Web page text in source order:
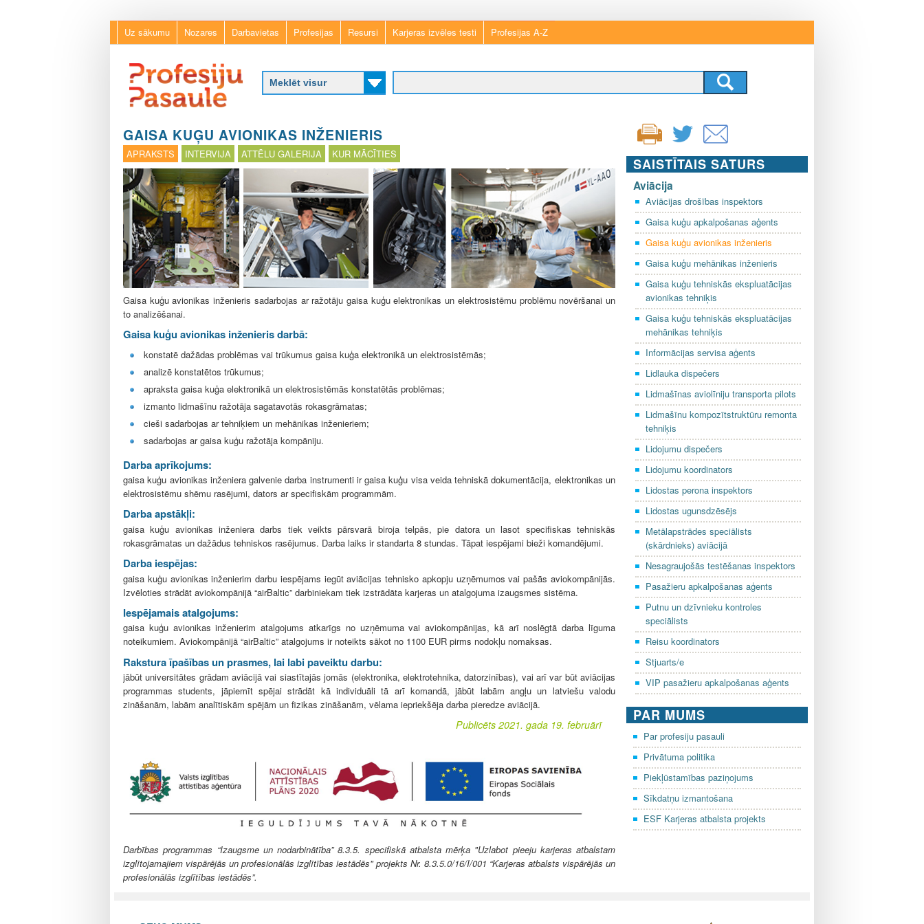
Skip
to
Uz sākumu Nozares Darbavietas Profesijas Resursi Karjeras izvēles testi Profesijas A-Z
r
o
f
e
s
i
j
u
p
a
s
a
u
l
GAISA KUĢU AVIONIKAS INŽENIERIS
APRAKSTS INTERVIJA ATTĒLU GALERIJA KUR MĀCĪTIES
Gaisa kuģu avionikas inženieris sadarbojas ar ražotāju gaisa kuģu elektronikas un elektrosistēmu problēmu novēršanai un
to analizēšanai.
Gaisa kuģu avionikas inženieris darbā:
konstatē dažādas problēmas vai trūkumus gaisa kuģa elektronikā un elektrosistēmās;
analizē konstatētos trūkumus;
apraksta gaisa kuģa elektronikā un elektrosistēmās konstatētās problēmas;
izmanto lidmašīnu ražotāja sagatavotās rokasgrāmatas;
cieši sadarbojas ar tehniķiem un mehānikas inženieriem;
sadarbojas ar gaisa kuģu ražotāja kompāniju.
Darba aprīkojums:
gaisa kuģu avionikas inženiera galvenie darba instrumenti ir gaisa kuģu visa veida tehniskā dokumentācija, elektronikas un
elektrosistēmu shēmu rasējumi, dators ar specifiskām programmām.
Darba apstākļi:
gaisa kuģu avionikas inženiera darbs tiek veikts pārsvarā biroja telpās, pie datora un lasot specifiskas tehniskās
rokasgrāmatas un dažādus tehniskos rasējumus. Darba laiks ir standarta 8 stundas. Tāpat iespējami bieži komandējumi.
Darba iespējas:
gaisa kuģu avionikas inženierim darbu iespējams iegūt aviācijas tehnisko apkopju uzņēmumos vai pašās aviokompānijās.
Izvēloties strādāt aviokompānijā “airBaltic” darbiniekam tiek izstrādāta karjeras un atalgojuma izaugsmes sistēma.
Iespējamais atalgojums:
gaisa kuģu avionikas inženierim atalgojums atkarīgs no uzņēmuma vai aviokompānijas, kā arī noslēgtā darba līguma
noteikumiem. Aviokompānijā “airBaltic” atalgojums ir noteikts sākot no 1100 EUR pirms nodokļu nomaksas.
Rakstura īpašības un prasmes, lai labi paveiktu darbu:
jābūt universitātes grādam aviācijā vai siastītajās jomās (elektronika, elektrotehnika, datorzinības), vai arī var būt aviācijas
programmas students, jāpiemīt spējai strādāt kā individuāli tā arī komandā, jābūt labām angļu un latviešu valodu
zināšanām, labām analītiskām spējām un fizikas zināšanām, vēlama iepriekšēja darba pieredze aviācijā.
Publicēts 2021. gada 19. februārī
Darbības programmas “Izaugsme un nodarbinātība” 8.3.5. specifiskā atbalsta mērķa "Uzlabot pieeju karjeras atbalstam
izglītojamajiem vispārējās un profesionālās izglītības iestādēs" projekts Nr. 8.3.5.0/16/I/001 “Karjeras atbalsts vispārējās un
profesionālās izglītības iestādēs”.
SAISTĪTAIS SATURS
Aviācija
Aviācijas drošības inspektors
Gaisa kuģu apkalpošanas aģents
Gaisa kuģu avionikas inženieris
Gaisa kuģu mehānikas inženieris
Gaisa kuģu tehniskās ekspluatācijas
avionikas tehniķis
Gaisa kuģu tehniskās ekspluatācijas
mehānikas tehniķis
Informācijas servisa aģents
Lidlauka dispečers
Lidmašīnas aviolīniju transporta pilots
Lidmašīnu kompozītstruktūru remonta
tehniķis
Lidojumu dispečers
Lidojumu koordinators
Lidostas perona inspektors
Lidostas ugunsdzēsējs
Metālapstrādes speciālists
(skārdnieks) aviācijā
Nesagraujošās testēšanas inspektors
Pasažieru apkalpošanas aģents
Putnu un dzīvnieku kontroles
speciālists
Reisu koordinators
Stjuarts/e
VIP pasažieru apkalpošanas aģents
PAR MUMS
Par profesiju pasauli
Privātuma politika
Piekļūstamības paziņojums
Sīkdatņu izmantošana
ESF Karjeras atbalsta projekts